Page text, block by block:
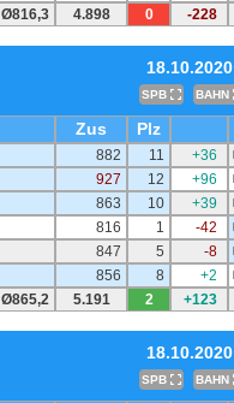
Ø816,3
4.898 0 -228
18.10.2020
SPB BAHN
Zus Plz
882 11 +36
927 12 +96
863 10 +39
816 1 -42
847 5 -8
856 8 +2
Ø865,2
5.191 2 +123
18.10.2020
SPB BAHN